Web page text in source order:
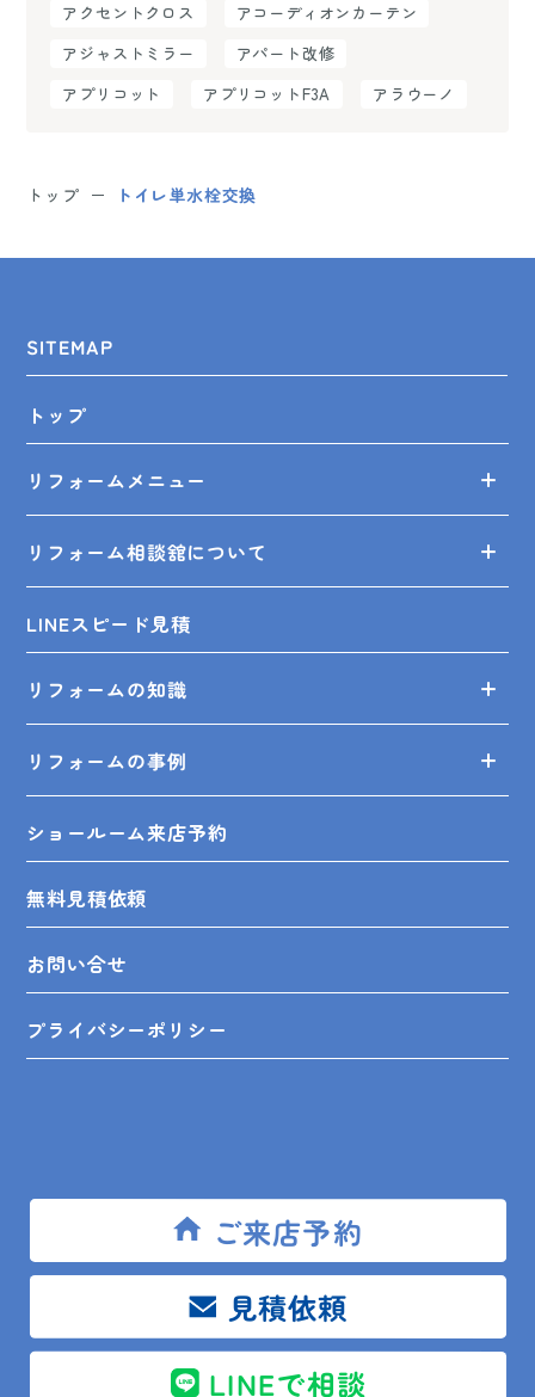
ご来店予約
見積依頼
LINEで相談
アクセントクロス
アコーディオンカーテン
アジャストミラー
アパート改修
アプリコット
アプリコットF3A アラウーノ
トップ トイレ単水栓交換
SITEMAP
トップ
リフォームメニュー
リフォーム相談舘について
LINEスピード見積
リフォームの知識
リフォームの事例
ショールーム来店予約
無料見積依頼
お問い合せ
プライバシーポリシー
木更津店 〒292-0055 木更津市朝日3-10-9
〒294-0054 館山市湊510-1
鴨川店 〒296-0001 鴨川市横渚283-1